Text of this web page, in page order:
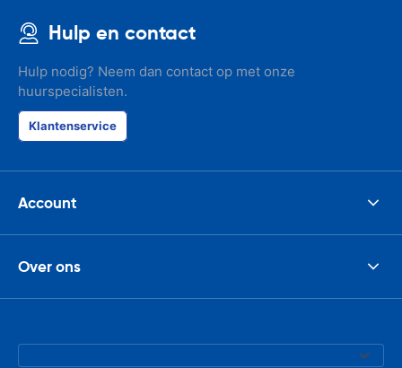
Hulp en contact
Hulp nodig? Neem dan contact op met onze
huurspecialisten.
Klantenservice
Account
Over ons